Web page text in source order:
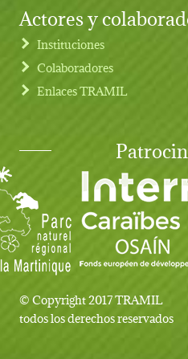
Actores y
Instituciones
Colaboradores
Enlaces TRAMIL
© Copyright 2017 TRAMIL
todos los derechos reservados